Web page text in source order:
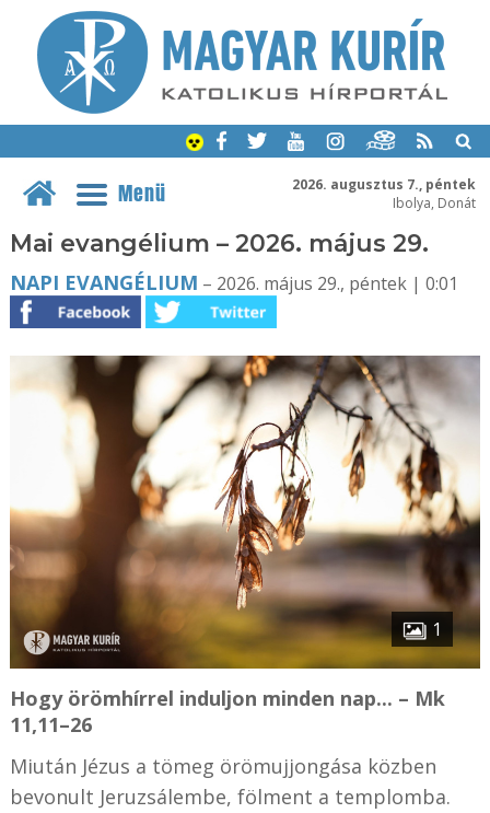
2026. augusztus 7., péntek
Ibolya, Donát
Menü
Mai evangélium – 2026. május 29.
NAPI EVANGÉLIUM – 2026. május 29., péntek | 0:01
1
Hogy örömhírrel induljon minden nap... – Mk
11,11–26
Miután Jézus a tömeg örömujjongása közben
bevonult Jeruzsálembe, fölment a templomba.